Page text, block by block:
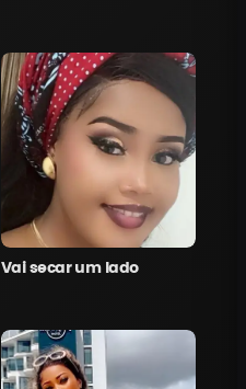
Vai secar um lado